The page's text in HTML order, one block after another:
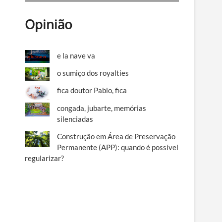
Opinião
e la nave va
o sumiço dos royalties
fica doutor Pablo, fica
congada, jubarte, memórias
silenciadas
Construção em Área de Preservação
Permanente (APP): quando é possível
regularizar?